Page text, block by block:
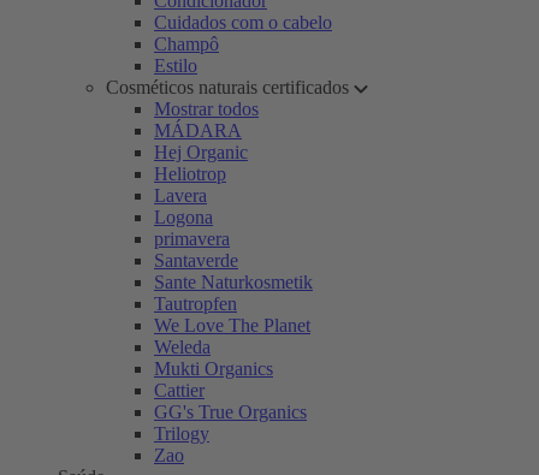
Cuidados com o cabelo
Champô
Estilo
Cosméticos naturais certificados
Mostrar todos
MÁDARA
Hej Organic
Heliotrop
Lavera
Logona
primavera
Santaverde
Sante Naturkosmetik
Tautropfen
We Love The Planet
Weleda
Mukti Organics
Cattier
GG's True Organics
Trilogy
Zao